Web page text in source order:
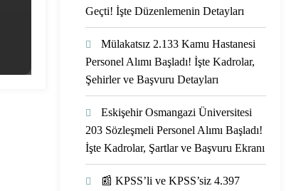
Geçti! İşte Düzenlemenin Detayları
Mülakatsız 2.133 Kamu Hastanesi
Personel Alımı Başladı! İşte Kadrolar,
Şehirler ve Başvuru Detayları
Eskişehir Osmangazi Üniversitesi
203 Sözleşmeli Personel Alımı Başladı!
İşte Kadrolar, Şartlar ve Başvuru Ekranı
📰 KPSS’li ve KPSS’siz 4.397